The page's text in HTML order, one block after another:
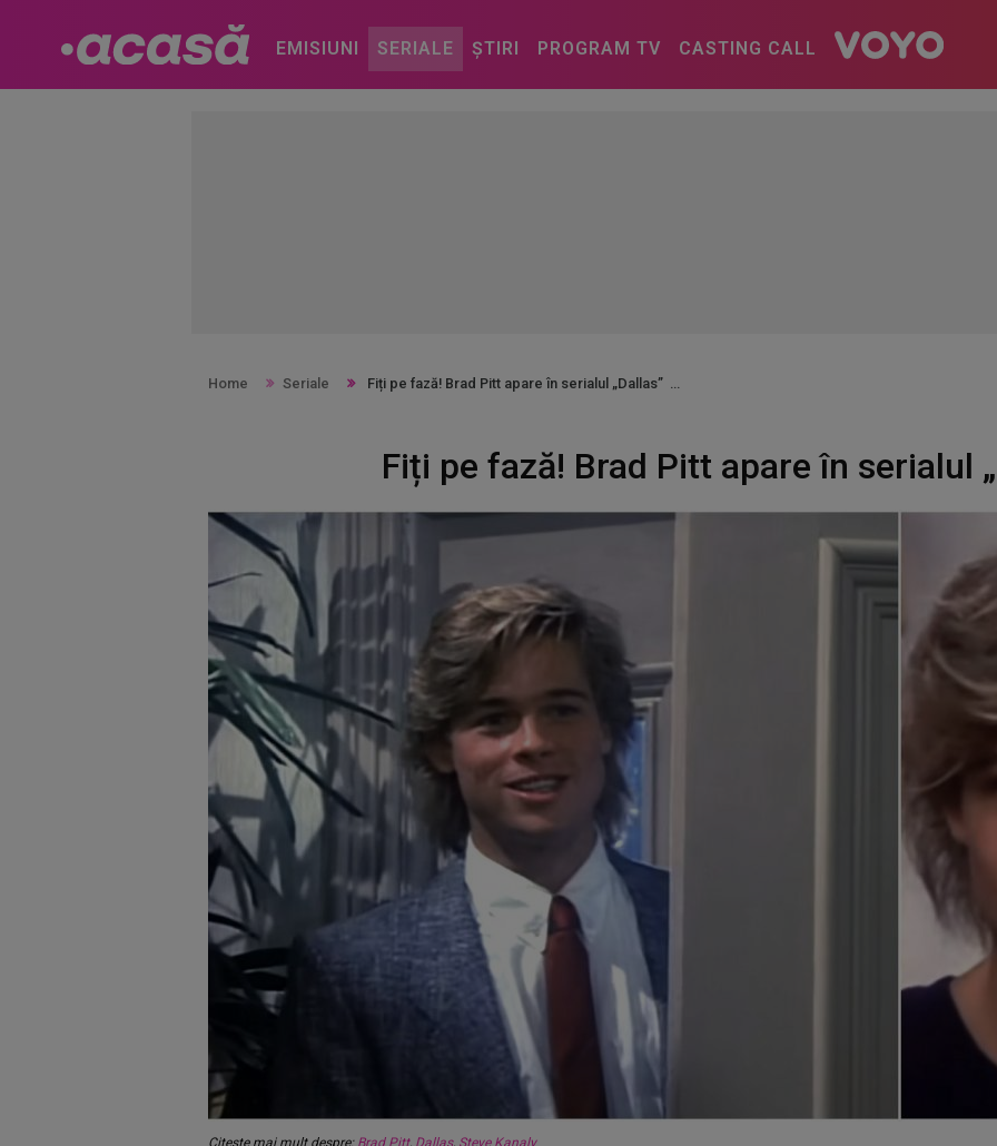
EMISIUNI SERIALE ȘTIRI PROGRAM TV CASTING CALL
Home Seriale Fiți pe fază! Brad Pitt apare în serialul „Dallas”
Fiți pe fază! Brad Pitt apare în serialul
Citeste mai mult despre: Brad Pitt, Dallas, Steve Kanaly